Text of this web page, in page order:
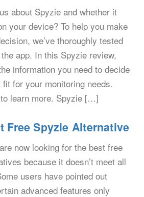
about Spyzie and whether it
your device? To help you make
we’ve thoroughly tested
app. In this Spyzie review,
information you need to decide
fit for your monitoring needs.
learn more. Spyzie […]
Free Spyzie Alternative
now looking for the best free
because it doesn’t meet all
users have pointed out
advanced features only